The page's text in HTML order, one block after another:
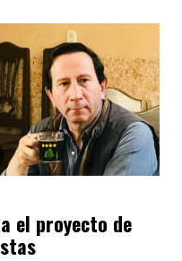
el proyecto de